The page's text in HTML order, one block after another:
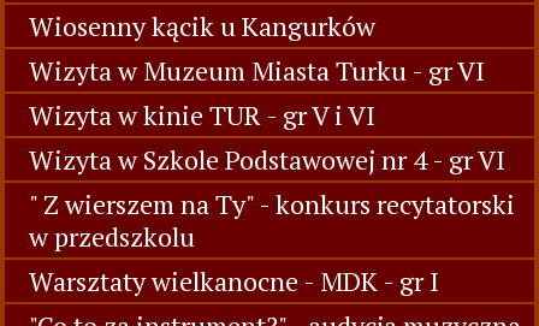
Wiosenny kącik u Kangurków
Wizyta w Muzeum Miasta Turku - gr VI
Wizyta w kinie TUR - gr V i VI
Wizyta w Szkole Podstawowej nr 4 - gr VI
" Z wierszem na Ty" - konkurs recytatorski
w przedszkolu
Warsztaty wielkanocne - MDK - gr I